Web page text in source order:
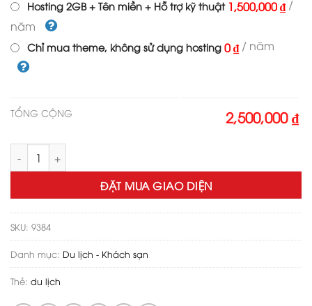
Hosting 2GB + Tên miền + Hỗ trợ kỹ thuật 1,500,000 ₫ /
năm
Chỉ mua theme, không sử dụng hosting 0 ₫ / năm
TỔNG CỘNG 2,500,000 ₫
Theme wordpress du lịch cao cấp 08 số lượng
ĐẶT MUA GIAO DIỆN
SKU: 9384
Danh mục: Du lịch - Khách sạn
Thẻ: du lịch